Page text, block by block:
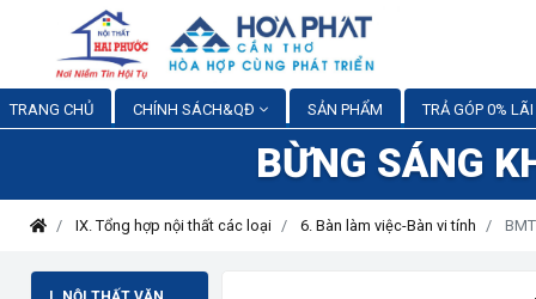
TRANG CHỦ CHÍNH SÁCH&QĐ SẢN PHẨM TRẢ GÓP 0% LÃI
BỪNG SÁNG
IX. Tổng hợp nội thất các loại 6. Bàn làm việc-Bàn vi tính